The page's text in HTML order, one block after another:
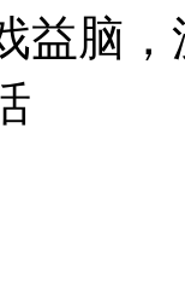
益脑